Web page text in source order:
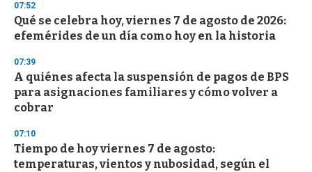
07:52
Qué se celebra hoy, viernes 7 de agosto de 2026:
efemérides de un día como hoy en la historia
07:39
A quiénes afecta la suspensión de pagos de BPS
para asignaciones familiares y cómo volver a
cobrar
07:10
Tiempo de hoy viernes 7 de agosto:
temperaturas, vientos y nubosidad, según el